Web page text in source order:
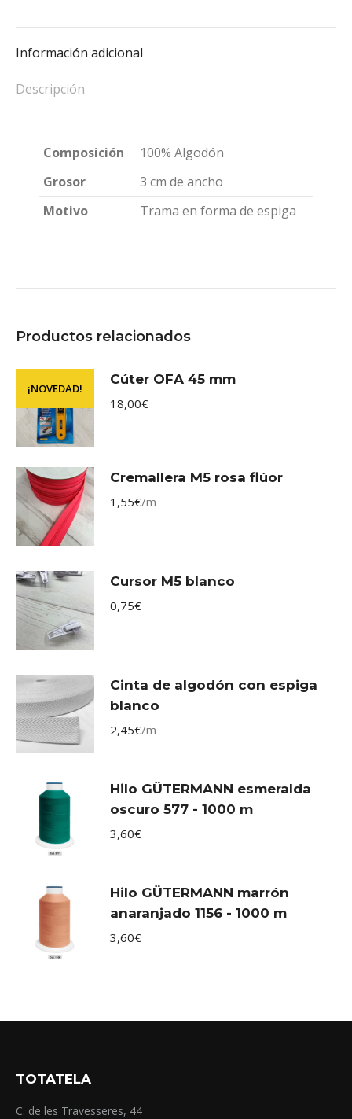
Información adicional
Descripción
Composición
100% Algodón
Grosor
3 cm de ancho
Motivo
Trama en forma de espiga
Productos relacionados
¡NOVEDAD!
Cúter OFA 45 mm
18,00€
Cremallera M5 rosa flúor
1,55€/m
Cursor M5 blanco
0,75€
Cinta de algodón con espiga
blanco
2,45€/m
Hilo GÜTERMANN esmeralda
oscuro 577 - 1000 m
3,60€
Hilo GÜTERMANN marrón
anaranjado 1156 - 1000 m
3,60€
TOTATELA
C. de les Travesseres, 44